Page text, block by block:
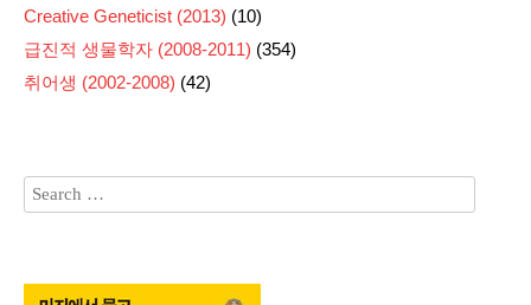
Creative Geneticist (2013) (10)
급진적 생물학자 (2008-2011) (354)
취어생 (2002-2008) (42)